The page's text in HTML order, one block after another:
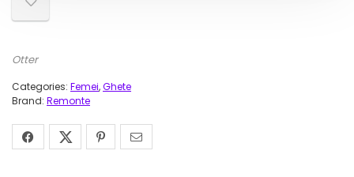
Otter
Categories: Femei,Ghete
Brand: Remonte